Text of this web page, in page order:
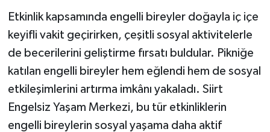
Etkinlik kapsamında engelli bireyler doğayla iç içe
keyifli vakit geçirirken, çeşitli sosyal aktivitelerle
de becerilerini geliştirme fırsatı buldular. Pikniğe
katılan engelli bireyler hem eğlendi hem de sosyal
etkileşimlerini artırma imkânı yakaladı. Siirt
Engelsiz Yaşam Merkezi, bu tür etkinliklerin
engelli bireylerin sosyal yaşama daha aktif